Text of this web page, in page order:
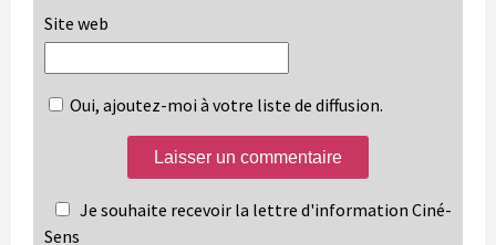
Site web
Oui, ajoutez-moi à votre liste de diffusion.
Je souhaite recevoir la lettre d'information Ciné-
Sens